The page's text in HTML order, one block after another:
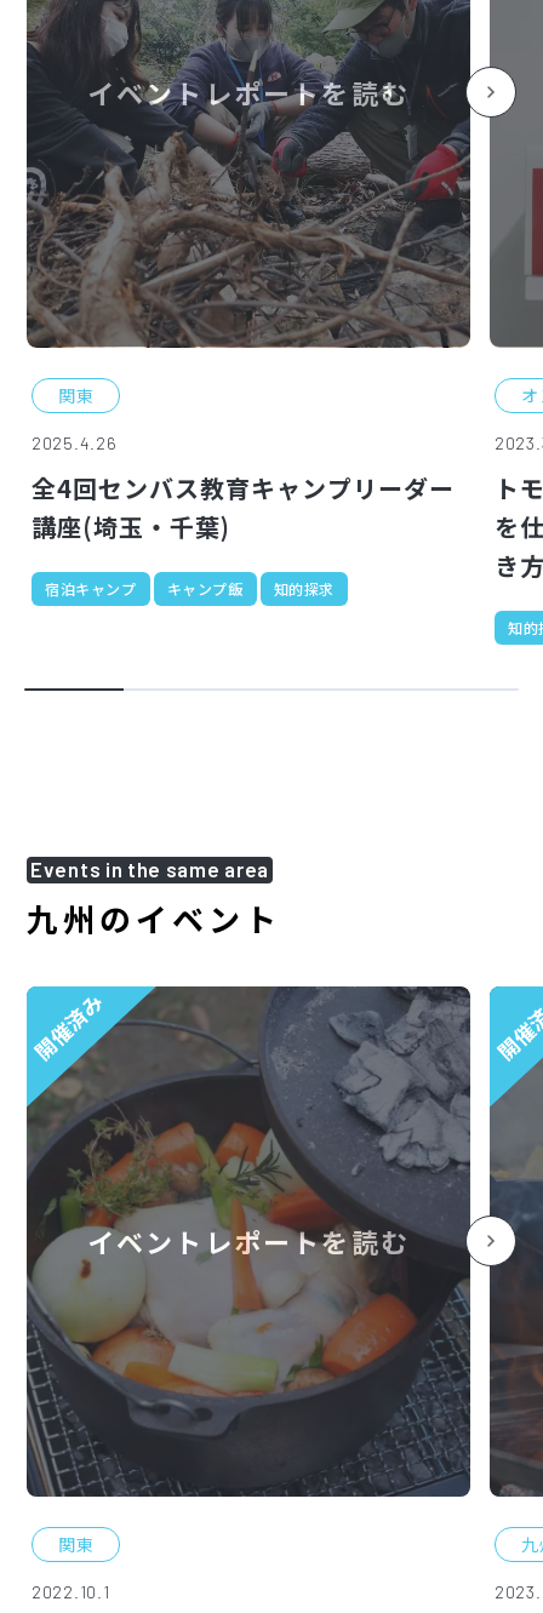
イベントレポートを読む
関東
2025.4.26
全4回センバス教育キャンプリーダー
講座(埼玉・千葉)
宿泊キャンプ キャンプ飯 知的探求
ト
を
き
知的
Events in the same area
九州のイベント
開催済み
イベントレポートを読む
関東
2022.10.1
開